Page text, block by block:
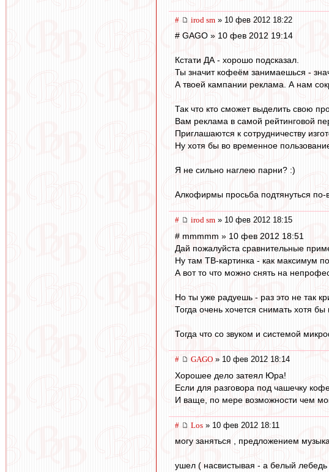
# irod sm » 10 фев 2012 18:22
# GAGO » 10 фев 2012 19:14
Кстати ДА - хорошо подсказал.
Ты значит кофеём занимаешься -
А твоей кампании реклама. А нам
Так что кто сможет выделить свою
Вам реклама в самой рейтинговой
Приглашаются к сотрудничеству
Ну хотя бы во временное
Я не сильно наглею парни? :)
Алкофирмы просьба подтянуться
# irod sm » 10 фев 2012 18:15
# mmmmm » 10 фев 2012 18:51
Дай пожалуйста сравнительные
Ну там ТВ-картинка - как максимум
А вот то что можно снять на
Но ты уже радуешь - раз это не так
Тогда очень хочется снимать хотя
Тогда что со звуком и системой
# GAGO » 10 фев 2012 18:14
Хорошее дело затеял Юра!
Если для разговора под чашечку
И ваще, по мере возможности чем
# Los » 10 фев 2012 18:11
могу заняться , предложением
ушел ( насвистывая - а белый